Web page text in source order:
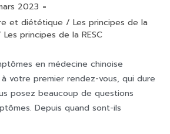
2023
et diététique / Les principes de la
Les principes de la RESC
en médecine chinoise
votre premier rendez-vous, qui dure
posez beaucoup de questions
Depuis quand sont-ils